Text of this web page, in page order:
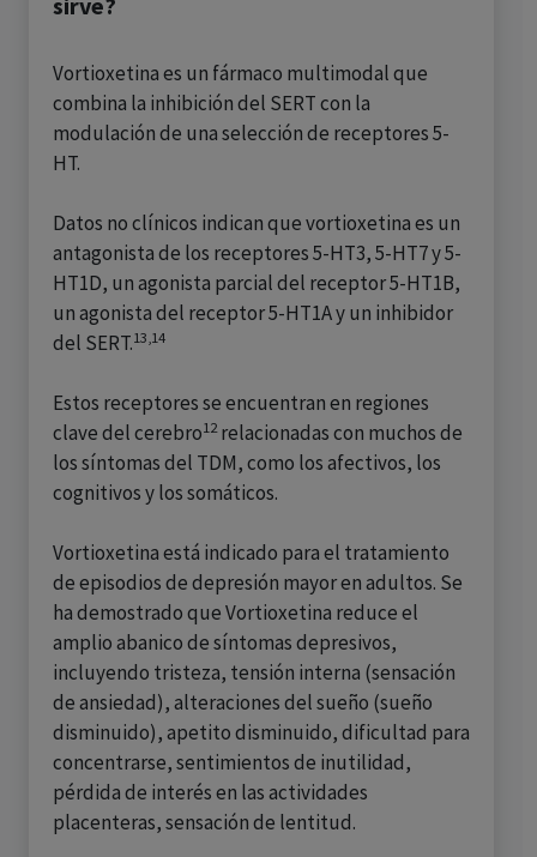
Vortioxetina es un fármaco multimodal que
combina la inhibición del SERT con la
modulación de una selección de receptores 5-
HT.
Datos no clínicos indican que vortioxetina es un
antagonista de los receptores 5-HT3, 5-HT7 y 5-
HT1D, un agonista parcial del receptor 5-HT1B,
un agonista del receptor 5-HT1A y un inhibidor
del SERT.13,14
Estos receptores se encuentran en regiones
clave del cerebro12 relacionadas con muchos de
los síntomas del TDM, como los afectivos, los
cognitivos y los somáticos.
Vortioxetina está indicado para el tratamiento
de episodios de depresión mayor en adultos. Se
ha demostrado que Vortioxetina reduce el
amplio abanico de síntomas depresivos,
incluyendo tristeza, tensión interna (sensación
de ansiedad), alteraciones del sueño (sueño
disminuido), apetito disminuido, dificultad para
concentrarse, sentimientos de inutilidad,
pérdida de interés en las actividades
placenteras, sensación de lentitud.